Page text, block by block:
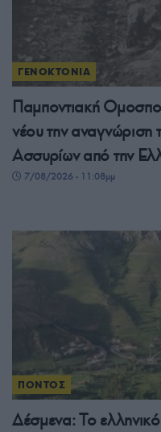
ΓΕΝΟΚΤΟΝΙΑ
Παμποντιακή
νέου την αναγνώριση
Ασσυρίων από την
7/08/2026 - 11:08μμ
ΠΟΝΤΟΣ
Δέσμενα: Το